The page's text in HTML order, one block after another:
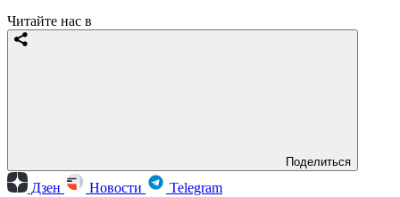
Читайте нас в
Поделиться
Дзен Новости Telegram